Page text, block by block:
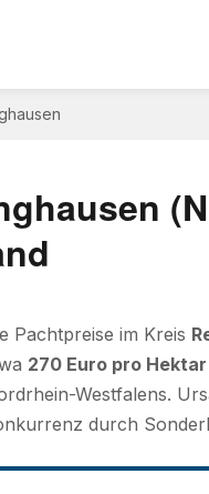
Pachtpreise im Kreis
270 Euro pro Hektar
Westfalens.
durch